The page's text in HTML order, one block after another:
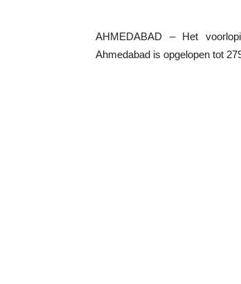
AHMEDABAD – Het
Ahmedabad is opgelopen tot